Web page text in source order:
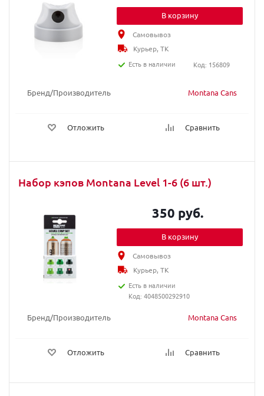
Бренд/Производитель Montana Cans
Отложить Сравнить
В корзину
Самовывоз
Курьер, ТК
Есть в наличии
Код: 156809
Набор кэпов Montana Level 1-6 (6 шт.)
Бренд/Производитель Montana Cans
Отложить Сравнить
350 руб.
В корзину
Самовывоз
Курьер, ТК
Есть в наличии
Код: 4048500292910